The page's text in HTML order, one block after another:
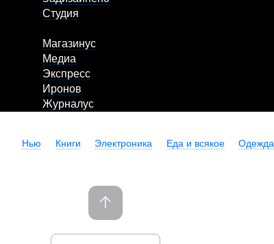
Студия
Магазинус
Медиа
Экспресс
Иронов
Журналус
Нью Книги Электроника Еда и всякое Одежда